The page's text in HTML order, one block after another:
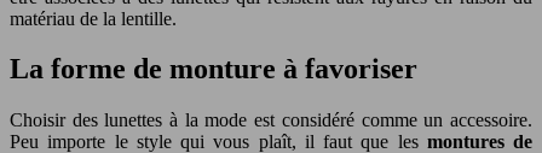
matériau de la lentille.
La forme de monture à favoriser
Choisir des lunettes à la mode est considéré comme un accessoire.
Peu importe le style qui vous plaît, il faut que les montures de